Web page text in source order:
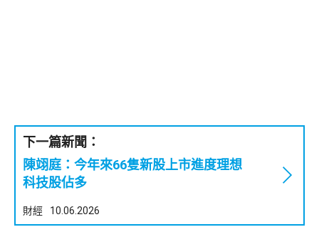
下一篇新聞：
陳翊庭：今年來66隻新股上市進度理想
科技股佔多
財經 10.06.2026